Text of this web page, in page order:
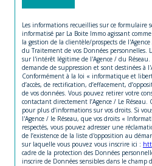
Les informations recueillies sur ce formulaire
informatisé par La Boite Immo agissant
la gestion de la clientèle/prospects de
du Traitement de vos Données personnelles.
sur l'intérêt légitime de l'Agence / du Réseau.
demande de suppression et sont destinées à
Conformément à la loi « informatique et
d’accès, de rectification, d’effacement,
de vos données. Vous pouvez retirer votre
contactant directement l’Agence / Le Réseau.
pour plus d’informations sur vos droits. Si
l'Agence / le Réseau, que vos droits «
respectés, vous pouvez adresser une
de l’existence de la liste d'opposition au
sur laquelle vous pouvez vous inscrire ici :
cadre de la protection des Données
inscrire de Données sensibles dans le champ